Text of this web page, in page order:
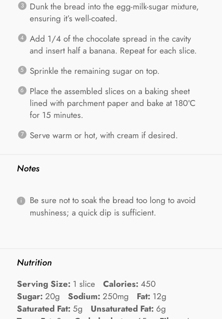
Dunk the bread into the egg-milk-sugar mixture,
ensuring it’s well-coated.
Add 1/4 of the chocolate spread in the cavity
and insert half a banana. Repeat for each slice.
Sprinkle the remaining sugar on top.
Place the assembled slices on a baking sheet
lined with parchment paper and bake at 180ºC
for 15 minutes.
Serve warm or hot, with cream if desired.
Notes
Be sure not to soak the bread too long to avoid
mushiness; a quick dip is sufficient.
Nutrition
Serving Size: 1 slice Calories: 450
Sugar: 20g Sodium: 250mg Fat: 12g
Saturated Fat: 5g Unsaturated Fat: 6g